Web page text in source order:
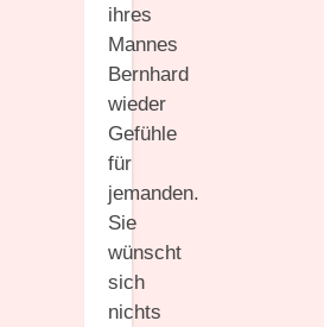
ihres
Mannes
Bernhard
wieder
Gefühle
für
jemanden.
Sie
wünscht
sich
nichts